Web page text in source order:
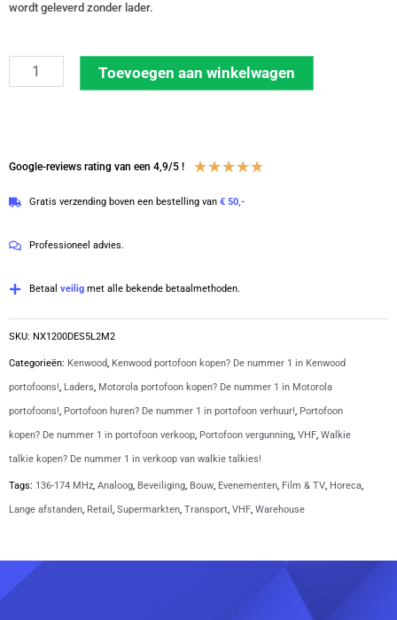
wordt geleverd zonder lader.
Kenwood
NX1200DE
174
DMR
met
22M2
NX1200DES5L2M2
aantal
Toevoegen aan winkelwagen
Google-reviews rating van een 4,9/5 ! ★★★★★
Gratis verzending boven een bestelling van € 50,-
Professioneel advies.
Betaal veilig met alle bekende betaalmethoden.
SKU: NX1200DES5L2M2
Categorieën: Kenwood, Kenwood portofoon kopen? De nummer 1 in Kenwood
portofoons!, Laders, Motorola portofoon kopen? De nummer 1 in Motorola
portofoons!, Portofoon huren? De nummer 1 in portofoon verhuur!, Portofoon
kopen? De nummer 1 in portofoon verkoop, Portofoon vergunning, VHF, Walkie
talkie kopen? De nummer 1 in verkoop van walkie talkies!
Tags: 136-174 MHz, Analoog, Beveiliging, Bouw, Evenementen, Film & TV, Horeca,
Lange afstanden, Retail , Supermarkten, Transport, VHF, Warehouse